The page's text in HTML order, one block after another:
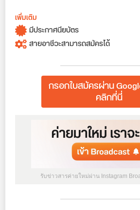
เพิ่มเติม
มีประกาศนียบัตร
สายอาชีวะสามารถสมัครได้
กรอกใบสมัครผ่าน
คลิกที่นี่
รับข่าวสารค่ายใหม่ผ่าน Instagram